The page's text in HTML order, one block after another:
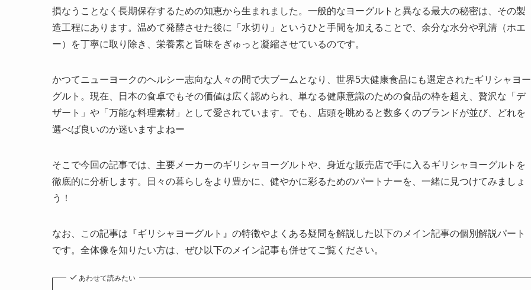
損なうことなく長期保存するための知恵から生まれました。一般的なヨーグルトと異なる最大の秘密は、その製
造工程にあります。温めて発酵させた後に「水切り」というひと手間を加えることで、余分な水分や乳清（ホエ
ー）を丁寧に取り除き、栄養素と旨味をぎゅっと凝縮させているのです。
かつてニューヨークのヘルシー志向な人々の間で大ブームとなり、世界5大健康食品にも選定されたギリシャヨー
グルト。現在、日本の食卓でもその価値は広く認められ、単なる健康意識のための食品の枠を超え、贅沢な「デ
ザート」や「万能な料理素材」として愛されています。でも、店頭を眺めると数多くのブランドが並び、どれを
選べば良いのか迷いますよねー
そこで今回の記事では、主要メーカーのギリシャヨーグルトや、身近な販売店で手に入るギリシャヨーグルトを
徹底的に分析します。日々の暮らしをより豊かに、健やかに彩るためのパートナーを、一緒に見つけてみましょ
う！
なお、この記事は『ギリシャヨーグルト』の特徴やよくある疑問を解説した以下のメイン記事の個別解説パート
です。全体像を知りたい方は、ぜひ以下のメイン記事も併せてご覧ください。
あわせて読みたい